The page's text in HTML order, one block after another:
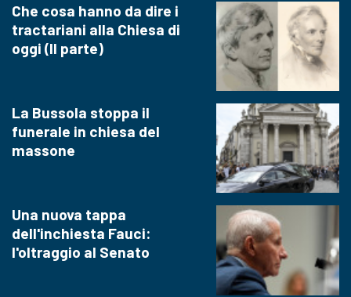
Che cosa hanno da dire i
tractariani alla Chiesa di
oggi (II parte)
La Bussola stoppa il
funerale in chiesa del
massone
Una nuova tappa
dell'inchiesta Fauci:
l'oltraggio al Senato